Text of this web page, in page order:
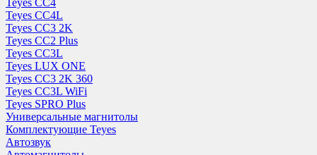
Teyes CC4
Teyes CC4L
Teyes CC3 2K
Teyes CC2 Plus
Teyes CC3L
Teyes LUX ONE
Teyes CC3 2K 360
Teyes CC3L WiFi
Teyes SPRO Plus
Универсальные магнитолы
Комплектующие Teyes
Автозвук